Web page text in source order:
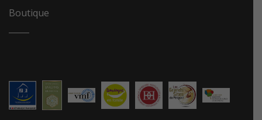
Boutique